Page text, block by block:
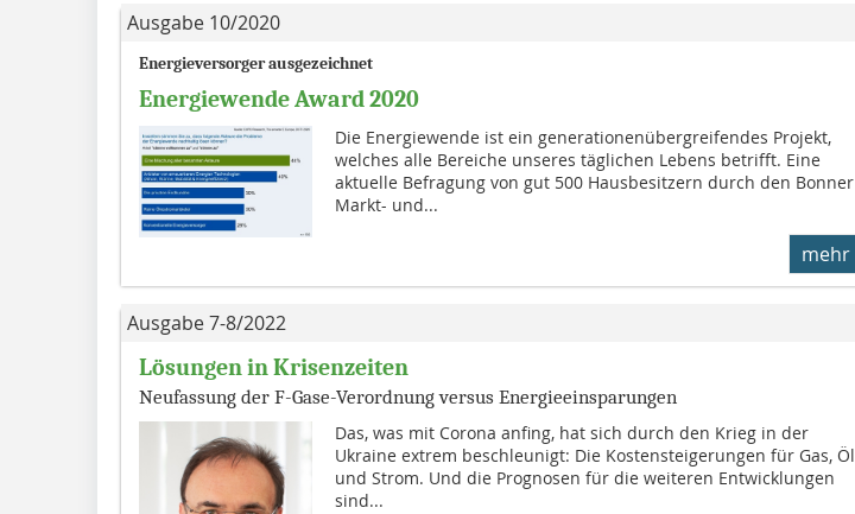
Ausgabe 10/2020
Energieversorger ausgezeichnet
Energiewende Award 2020
Die Energiewende ist ein generationenübergreifendes Projekt,
welches alle Bereiche unseres täglichen Lebens betrifft. Eine
aktuelle Befragung von gut 500 Hausbesitzern durch den Bonner
Markt- und...
mehr
Ausgabe 7-8/2022
Lösungen in Krisenzeiten
Neufassung der F-Gase-Verordnung versus Energieeinsparungen
Das, was mit Corona anfing, hat sich durch den Krieg in der
Ukraine extrem beschleunigt: Die Kostensteigerungen für Gas, Öl
und Strom. Und die Prognosen für die weiteren Entwicklungen
sind...